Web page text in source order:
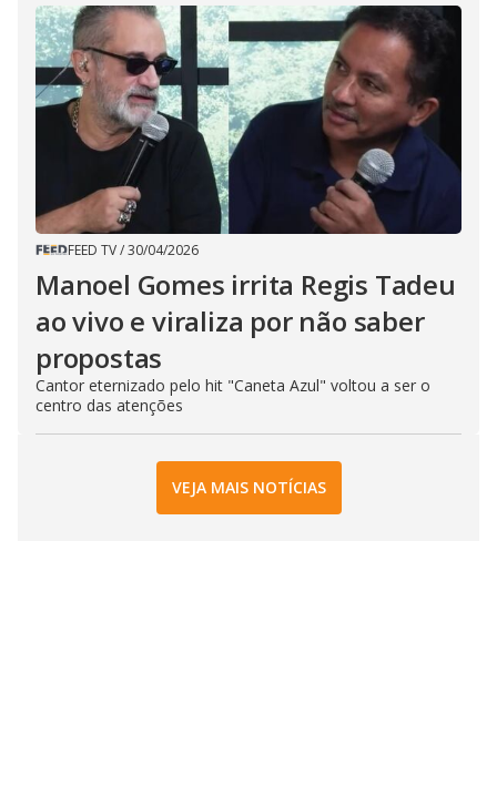
FEED TV/30/04/2026
Manoel Gomes irrita Regis Tadeu
ao vivo e viraliza por não saber
propostas
Cantor eternizado pelo hit "Caneta Azul" voltou a ser o
centro das atenções
VEJA MAIS NOTÍCIAS